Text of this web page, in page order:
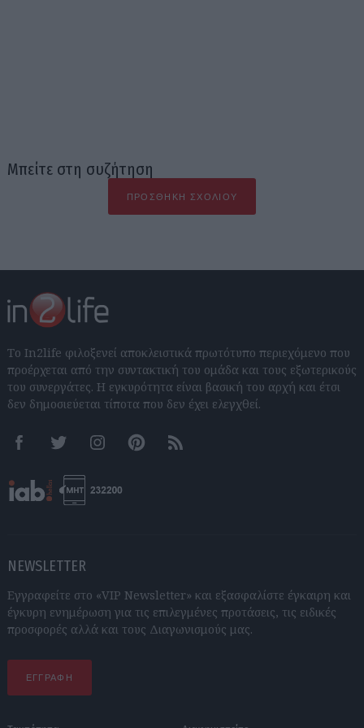
Μπείτε στη συζήτηση
ΠΡΟΣΘΉΚΗ ΣΧΟΛΊΟΥ
Το In2life φιλοξενεί αποκλειστικά πρωτότυπο περιεχόμενο που
προέρχεται από την συντακτική του ομάδα και τους εξωτερικούς
του συνεργάτες. Η εγκυρότητα είναι βασική του αρχή και έτσι
δεν δημοσιεύεται τίποτα που δεν έχει ελεγχθεί.
FacebookTwitter InstagramPinterestRSS feeds
NEWSLETTER
Εγγραφείτε στο «VIP Newsletter» και εξασφαλίστε έγκαιρη και
έγκυρη ενημέρωση για τις επιλεγμένες προτάσεις, τις ειδικές
προσφορές αλλά και τους Διαγωνισμούς μας.
ΕΓΓΡΑΦΗ